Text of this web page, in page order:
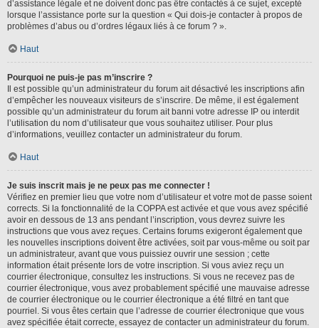
d’assistance légale et ne doivent donc pas être contactés à ce sujet, excepté
lorsque l’assistance porte sur la question « Qui dois-je contacter à propos de
problèmes d’abus ou d’ordres légaux liés à ce forum ? ».
Haut
Pourquoi ne puis-je pas m’inscrire ?
Il est possible qu’un administrateur du forum ait désactivé les inscriptions afin
d’empêcher les nouveaux visiteurs de s’inscrire. De même, il est également
possible qu’un administrateur du forum ait banni votre adresse IP ou interdit
l’utilisation du nom d’utilisateur que vous souhaitez utiliser. Pour plus
d’informations, veuillez contacter un administrateur du forum.
Haut
Je suis inscrit mais je ne peux pas me connecter !
Vérifiez en premier lieu que votre nom d’utilisateur et votre mot de passe soient
corrects. Si la fonctionnalité de la COPPA est activée et que vous avez spécifié
avoir en dessous de 13 ans pendant l’inscription, vous devrez suivre les
instructions que vous avez reçues. Certains forums exigeront également que
les nouvelles inscriptions doivent être activées, soit par vous-même ou soit par
un administrateur, avant que vous puissiez ouvrir une session ; cette
information était présente lors de votre inscription. Si vous aviez reçu un
courrier électronique, consultez les instructions. Si vous ne recevez pas de
courrier électronique, vous avez probablement spécifié une mauvaise adresse
de courrier électronique ou le courrier électronique a été filtré en tant que
pourriel. Si vous êtes certain que l’adresse de courrier électronique que vous
avez spécifiée était correcte, essayez de contacter un administrateur du forum.